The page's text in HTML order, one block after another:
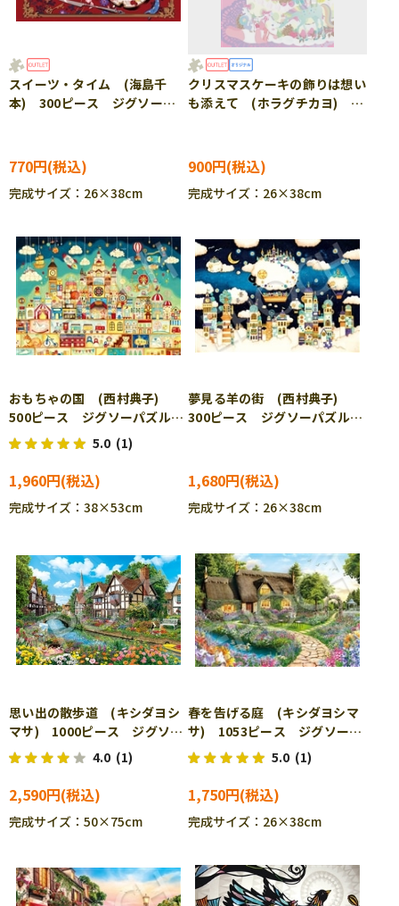
スイーツ・タイム (海島千
本) 300ピース ジグソーパ
770円
完成サイズ：26×38cm
クリスマスケーキの飾りは想い
も添えて (ホラグチカヨ)
900円
完成サイズ：26×38cm
おもちゃの国 (西村典子)
500ピース ジグソーパズル
EPO-07-476s 5.0 (1)
1,960円
完成サイズ：38×53cm
夢見る羊の街 (西村典子)
300ピース ジグソーパズル
1,680円
完成サイズ：26×38cm
思い出の散歩道 (キシダヨシ
マサ) 1000ピース ジグソー
パズル EPO-12-626s
4.0 (1)
2,590円
完成サイズ：50×75cm
春を告げる庭 (キシダヨシマ
サ) 1053ピース ジグソーパ
ズル EPO-32-616
5.0 (1)
1,750円
完成サイズ：26×38cm